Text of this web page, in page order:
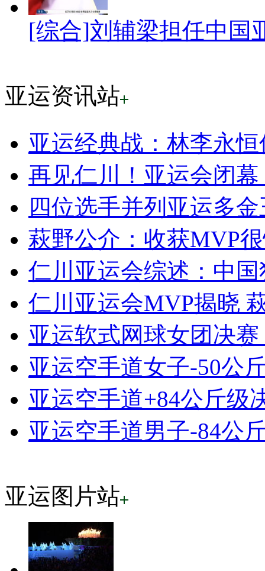
[综合]刘辅梁担任中国
亚运资讯站
亚运经典战：林李永
再见仁川！亚运会闭
四位选手并列亚运多
萩野公介：收获MVP
仁川亚运会综述：中
仁川亚运会MVP揭晓
亚运软式网球女团决
亚运空手道女子-50公
亚运空手道+84公斤级
亚运空手道男子-84公
亚运图片站